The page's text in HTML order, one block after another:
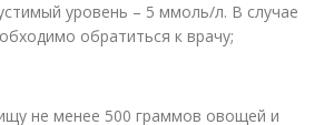
уровень – 5 ммоль/л. В случае
обратиться к врачу;
не менее 500 граммов овощей и